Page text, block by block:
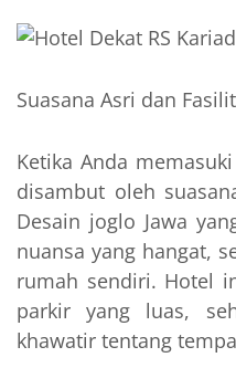
Suasana Asri dan
Ketika Anda
disambut oleh
Desain joglo Jawa
nuansa yang hangat,
rumah sendiri. Hotel
parkir yang luas,
khawatir tentang